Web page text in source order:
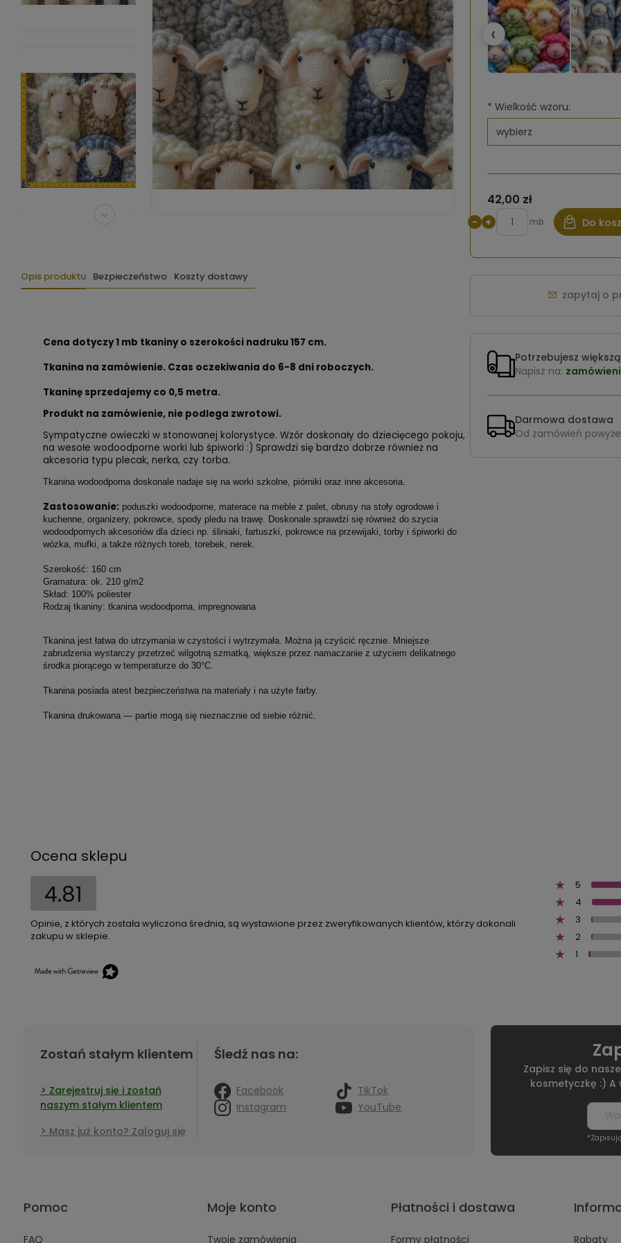
Opis produktu Bezpieczeństwo Koszty dostawy
Cena dotyczy 1 mb tkaniny o szerokości nadruku 157 cm.
Tkanina na zamówienie. Czas oczekiwania do 6-8 dni roboczych.
Tkaninę sprzedajemy co 0,5 metra.
Produkt na zamówienie, nie podlega zwrotowi.
Sympatyczne owieczki w stonowanej kolorystyce. Wzór doskonały do dziecięcego pokoju,
na wesołe wodoodporne worki lub śpiworki :) Sprawdzi się bardzo dobrze również na
akcesoria typu plecak, nerka, czy torba.
Tkanina wodoodporna doskonale nadaje się na worki szkolne, piórniki oraz inne akcesoria.
Zastosowanie: poduszki wodoodporne, materace na meble z palet, obrusy na stoły ogrodowe i
kuchenne, organizery, pokrowce, spody pledu na trawę. Doskonale sprawdzi się również do szycia
wodoodpornych akcesoriów dla dzieci np. śliniaki, fartuszki, pokrowce na przewijaki, torby i śpiworki do
wózka, mufki, a także różnych toreb, torebek, nerek.
Szerokość: 160 cm
Gramatura: ok. 210 g/m2
Skład: 100% poliester
Rodzaj tkaniny: tkanina wodoodporna, impregnowana
Tkanina jest łatwa do utrzymania w czystości i wytrzymała. Można ją czyścić ręcznie. Mniejsze
zabrudzenia wystarczy przetrzeć wilgotną szmatką, większe przez namaczanie z użyciem delikatnego
środka piorącego w temperaturze do 30°C.
Tkanina posiada atest bezpieczeństwa na materiały i na użyte farby.
Tkanina drukowana — partie mogą się nieznacznie od siebie różnić.
‹
* Wielkość wzoru:
42,00 zł
− + mb Do
zapytaj o
Potrzebujesz
Napisz na:
Darmowa dostawa
Od zamówień
Ocena sklepu
4.81
Opinie, z których została wyliczona średnia, są wystawione przez zweryfikowanych klientów, którzy dokonali
zakupu w sklepie.
5
4
3
2
1
Zostań stałym klientem
Zarejestruj się i zostań
naszym stałym klientem
Masz już konto? Zaloguj się
Śledź nas na:
Facebook
TikTok
Instagram
YouTube
Zapisz się do
kosmetyczkę :)
Pomoc
FAQ
Moje konto
Twoje zamówienia
Płatności i dostawa
Formy płatności Rabaty